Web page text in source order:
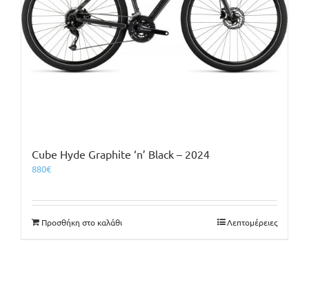
Cube Hyde Graphite ‘n’ Black – 2024
880€
Προσθήκη στο καλάθι Λεπτομέρειες